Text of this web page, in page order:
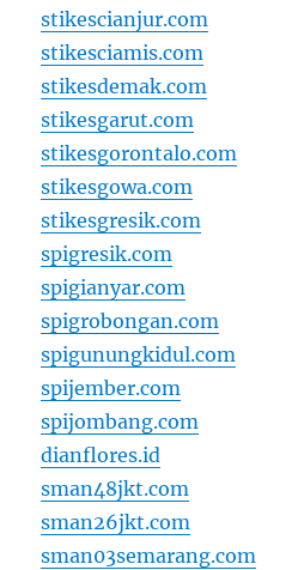
stikescianjur.com
stikesciamis.com
stikesdemak.com
stikesgarut.com
stikesgorontalo.com
stikesgowa.com
stikesgresik.com
spigresik.com
spigianyar.com
spigrobongan.com
spigunungkidul.com
spijember.com
spijombang.com
dianflores.id
sman48jkt.com
sman26jkt.com
sman03semarang.com